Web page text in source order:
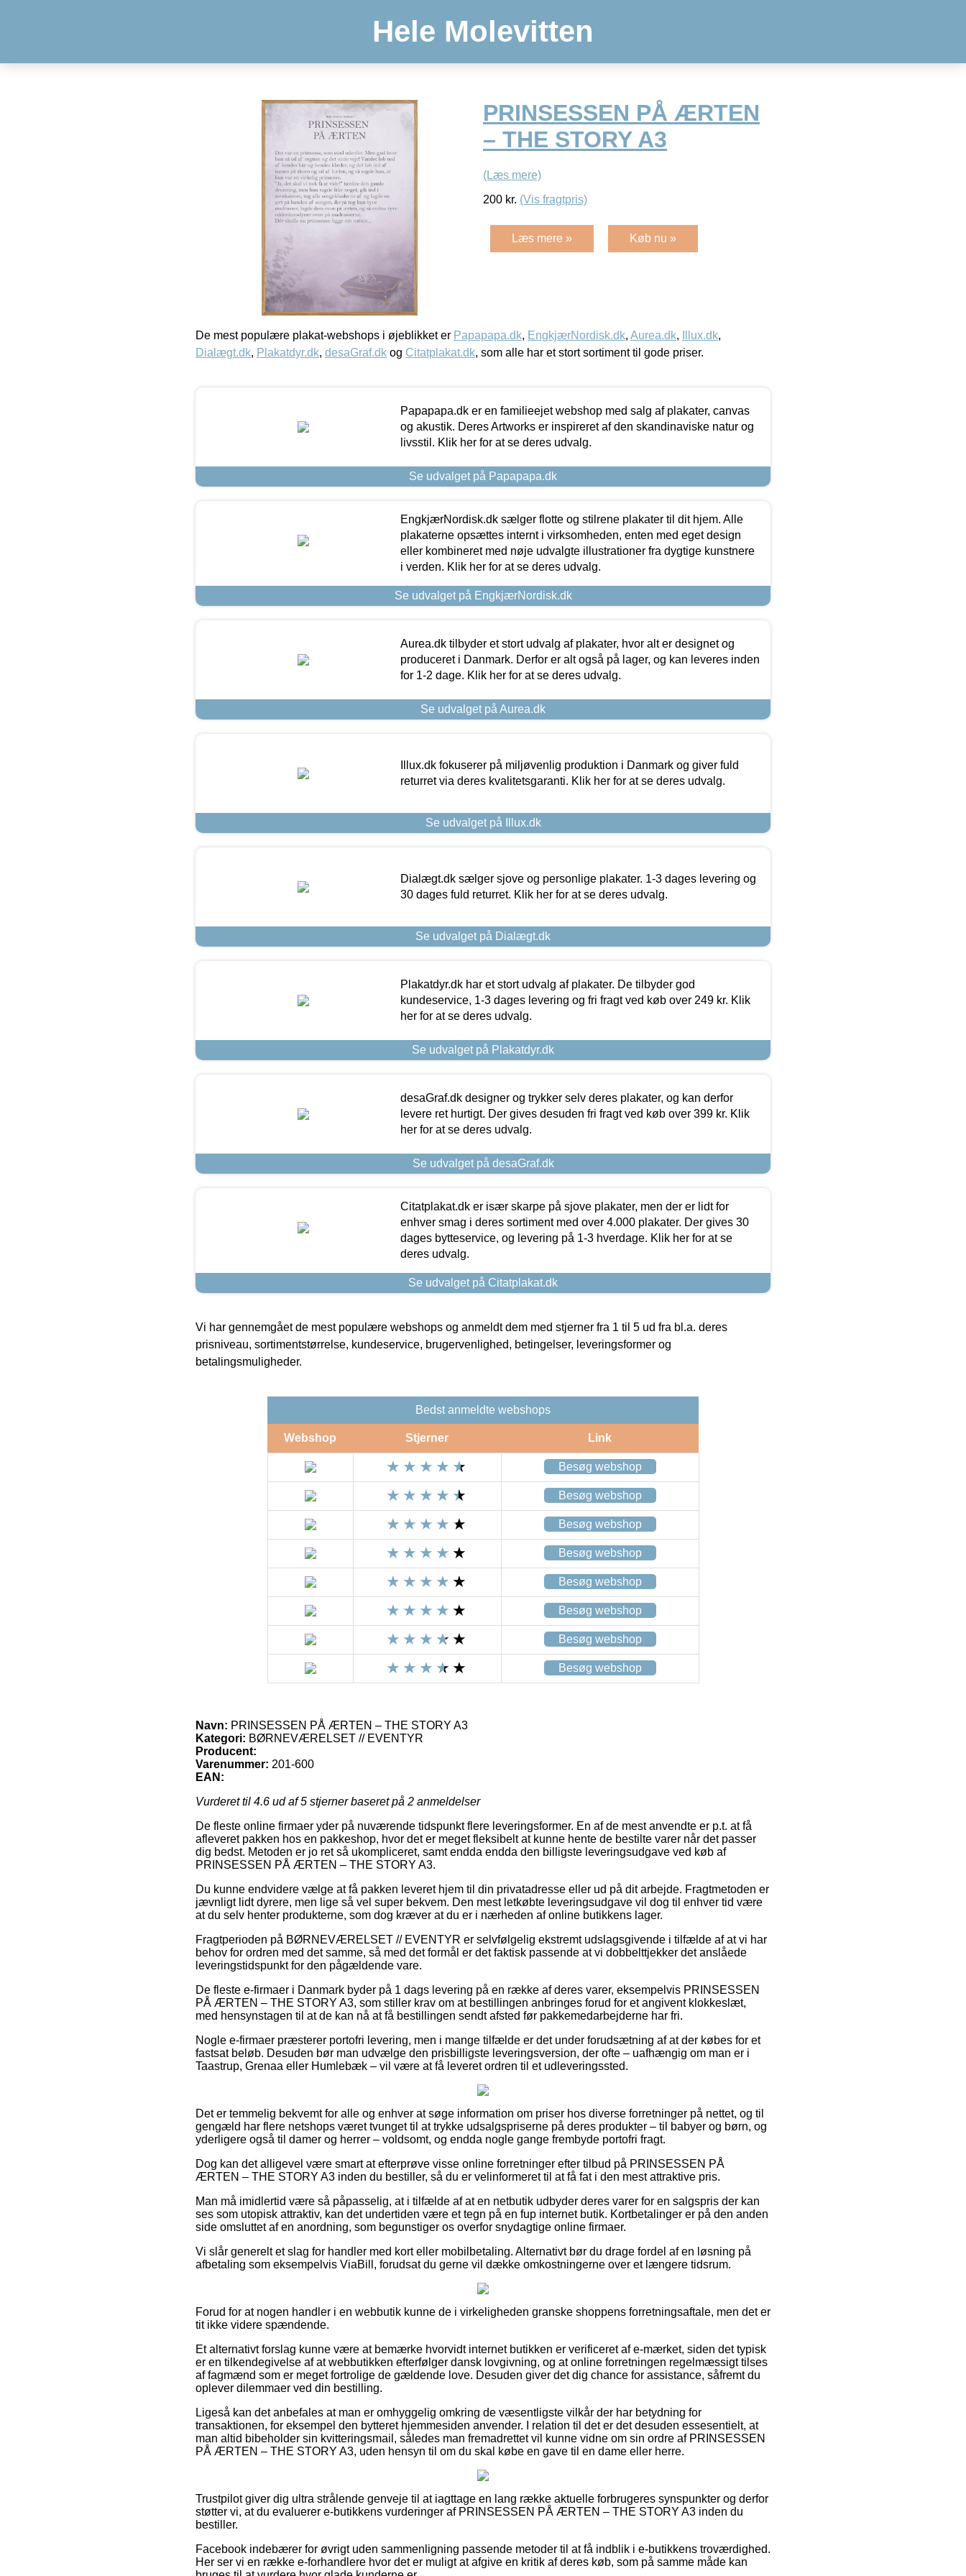
Hele Molevitten
PRINSESSEN PÅ ÆRTEN
– THE STORY A3
(Læs mere)
200 kr. (Vis fragtpris)
Læs mere » Køb nu »
De mest populære plakat-webshops i øjeblikket er Papapapa.dk, EngkjærNordisk.dk, Aurea.dk, Illux.dk,
Dialægt.dk, Plakatdyr.dk, desaGraf.dk og Citatplakat.dk, som alle har et stort sortiment til gode priser.
Papapapa.dk er en familieejet webshop med salg af plakater, canvas
og akustik. Deres Artworks er inspireret af den skandinaviske natur og
livsstil. Klik her for at se deres udvalg.
Se udvalget på Papapapa.dk
EngkjærNordisk.dk sælger flotte og stilrene plakater til dit hjem. Alle
plakaterne opsættes internt i virksomheden, enten med eget design
eller kombineret med nøje udvalgte illustrationer fra dygtige kunstnere
i verden. Klik her for at se deres udvalg.
Se udvalget på EngkjærNordisk.dk
Aurea.dk tilbyder et stort udvalg af plakater, hvor alt er designet og
produceret i Danmark. Derfor er alt også på lager, og kan leveres inden
for 1-2 dage. Klik her for at se deres udvalg.
Se udvalget på Aurea.dk
Illux.dk fokuserer på miljøvenlig produktion i Danmark og giver fuld
returret via deres kvalitetsgaranti. Klik her for at se deres udvalg.
Se udvalget på Illux.dk
Dialægt.dk sælger sjove og personlige plakater. 1-3 dages levering og
30 dages fuld returret. Klik her for at se deres udvalg.
Se udvalget på Dialægt.dk
Plakatdyr.dk har et stort udvalg af plakater. De tilbyder god
kundeservice, 1-3 dages levering og fri fragt ved køb over 249 kr. Klik
her for at se deres udvalg.
Se udvalget på Plakatdyr.dk
desaGraf.dk designer og trykker selv deres plakater, og kan derfor
levere ret hurtigt. Der gives desuden fri fragt ved køb over 399 kr. Klik
her for at se deres udvalg.
Se udvalget på desaGraf.dk
Citatplakat.dk er især skarpe på sjove plakater, men der er lidt for
enhver smag i deres sortiment med over 4.000 plakater. Der gives 30
dages bytteservice, og levering på 1-3 hverdage. Klik her for at se
deres udvalg.
Se udvalget på Citatplakat.dk
Vi har gennemgået de mest populære webshops og anmeldt dem med stjerner fra 1 til 5 ud fra bl.a. deres
prisniveau, sortimentstørrelse, kundeservice, brugervenlighed, betingelser, leveringsformer og
betalingsmuligheder.
Bedst anmeldte webshops
Webshop Stjerner Link
Besøg webshop
Besøg webshop
Besøg webshop
Besøg webshop
Besøg webshop
Besøg webshop
Besøg webshop
Besøg webshop
Navn: PRINSESSEN PÅ ÆRTEN – THE STORY A3
Kategori: BØRNEVÆRELSET // EVENTYR
Producent:
Varenummer: 201-600
EAN:
Vurderet til 4.6 ud af 5 stjerner baseret på 2 anmeldelser
De fleste online firmaer yder på nuværende tidspunkt flere leveringsformer. En af de mest anvendte er p.t. at få
afleveret pakken hos en pakkeshop, hvor det er meget fleksibelt at kunne hente de bestilte varer når det passer
dig bedst. Metoden er jo ret så ukompliceret, samt endda endda den billigste leveringsudgave ved køb af
PRINSESSEN PÅ ÆRTEN – THE STORY A3.
Du kunne endvidere vælge at få pakken leveret hjem til din privatadresse eller ud på dit arbejde. Fragtmetoden er
jævnligt lidt dyrere, men lige så vel super bekvem. Den mest letkøbte leveringsudgave vil dog til enhver tid være
at du selv henter produkterne, som dog kræver at du er i nærheden af online butikkens lager.
Fragtperioden på BØRNEVÆRELSET // EVENTYR er selvfølgelig ekstremt udslagsgivende i tilfælde af at vi har
behov for ordren med det samme, så med det formål er det faktisk passende at vi dobbelttjekker det anslåede
leveringstidspunkt for den pågældende vare.
De fleste e-firmaer i Danmark byder på 1 dags levering på en række af deres varer, eksempelvis PRINSESSEN
PÅ ÆRTEN – THE STORY A3, som stiller krav om at bestillingen anbringes forud for et angivent klokkeslæt,
med hensynstagen til at de kan nå at få bestillingen sendt afsted før pakkemedarbejderne har fri.
Nogle e-firmaer præsterer portofri levering, men i mange tilfælde er det under forudsætning af at der købes for et
fastsat beløb. Desuden bør man udvælge den prisbilligste leveringsversion, der ofte – uafhængig om man er i
Taastrup, Grenaa eller Humlebæk – vil være at få leveret ordren til et udleveringssted.
Det er temmelig bekvemt for alle og enhver at søge information om priser hos diverse forretninger på nettet, og til
gengæld har flere netshops været tvunget til at trykke udsalgspriserne på deres produkter – til babyer og børn, og
yderligere også til damer og herrer – voldsomt, og endda nogle gange frembyde portofri fragt.
Dog kan det alligevel være smart at efterprøve visse online forretninger efter tilbud på PRINSESSEN PÅ
ÆRTEN – THE STORY A3 inden du bestiller, så du er velinformeret til at få fat i den mest attraktive pris.
Man må imidlertid være så påpasselig, at i tilfælde af at en netbutik udbyder deres varer for en salgspris der kan
ses som utopisk attraktiv, kan det undertiden være et tegn på en fup internet butik. Kortbetalinger er på den anden
side omsluttet af en anordning, som begunstiger os overfor snydagtige online firmaer.
Vi slår generelt et slag for handler med kort eller mobilbetaling. Alternativt bør du drage fordel af en løsning på
afbetaling som eksempelvis ViaBill, forudsat du gerne vil dække omkostningerne over et længere tidsrum.
Forud for at nogen handler i en webbutik kunne de i virkeligheden granske shoppens forretningsaftale, men det er
tit ikke videre spændende.
Et alternativt forslag kunne være at bemærke hvorvidt internet butikken er verificeret af e-mærket, siden det typisk
er en tilkendegivelse af at webbutikken efterfølger dansk lovgivning, og at online forretningen regelmæssigt tilses
af fagmænd som er meget fortrolige de gældende love. Desuden giver det dig chance for assistance, såfremt du
oplever dilemmaer ved din bestilling.
Ligeså kan det anbefales at man er omhyggelig omkring de væsentligste vilkår der har betydning for
transaktionen, for eksempel den bytteret hjemmesiden anvender. I relation til det er det desuden essesentielt, at
man altid bibeholder sin kvitteringsmail, således man fremadrettet vil kunne vidne om sin ordre af PRINSESSEN
PÅ ÆRTEN – THE STORY A3, uden hensyn til om du skal købe en gave til en dame eller herre.
Trustpilot giver dig ultra strålende genveje til at iagttage en lang række aktuelle forbrugeres synspunkter og derfor
støtter vi, at du evaluerer e-butikkens vurderinger af PRINSESSEN PÅ ÆRTEN – THE STORY A3 inden du
bestiller.
Facebook indebærer for øvrigt uden sammenligning passende metoder til at få indblik i e-butikkens troværdighed.
Her ser vi en række e-forhandlere hvor det er muligt at afgive en kritik af deres køb, som på samme måde kan